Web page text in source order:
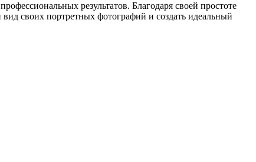
результатов. Благодаря своей простоте
своих портретных фотографий и создать идеальный